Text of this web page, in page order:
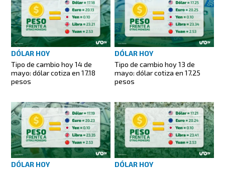
DÓLAR HOY
Tipo de cambio hoy 14 de
mayo: dólar cotiza en 17.18
pesos
DÓLAR HOY
Tipo de cambio hoy 13 de
mayo: dólar cotiza en 17.25
pesos
DÓLAR HOY
DÓLAR HOY